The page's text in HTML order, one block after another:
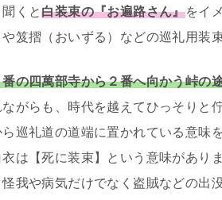
くと白装束の『お遍路さん』をイ
や笈摺（おいずる）などの巡礼用装
の四萬部寺から２番へ向かう峠の
ながらも、時代を越えてひっそりと
ら巡礼道の道端に置かれている意味
衣は【死に装束】という意味があり
我や病気だけでなく盗賊などの出